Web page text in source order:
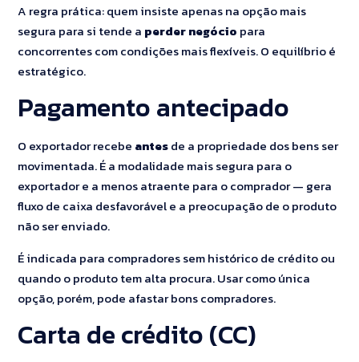
A regra prática: quem insiste apenas na opção mais
segura para si tende a perder negócio para
concorrentes com condições mais flexíveis. O equilíbrio é
estratégico.
Pagamento antecipado
O exportador recebe antesde a propriedade dos bens ser
movimentada. É a modalidade mais segura para o
exportador e a menos atraente para o comprador — gera
fluxo de caixa desfavorável e a preocupação de o produto
não ser enviado.
É indicada para compradores sem histórico de crédito ou
quando o produto tem alta procura. Usar como única
opção, porém, pode afastar bons compradores.
Carta de crédito (CC)